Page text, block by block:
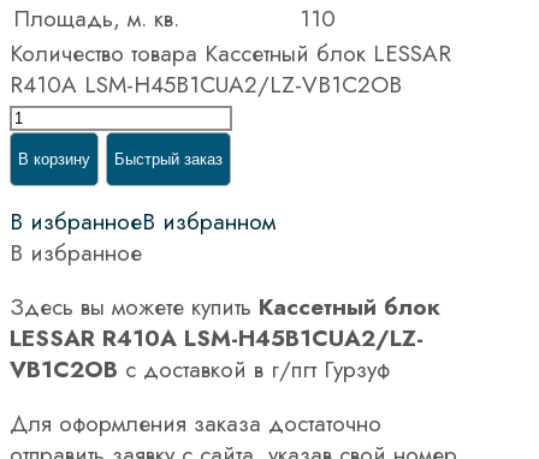
Площадь, м. кв.
110
Количество товара Кассетный блок LESSAR
R410A LSM-H45B1CUA2/LZ-VB1C2OB
В корзину Быстрый заказ
В избранноеВ избранном
В избранное
Здесь вы можете купить Кассетный блок
LESSAR R410A LSM-H45B1CUA2/LZ-
VB1C2OB с доставкой в г/пгт Гурзуф
Для оформления заказа достаточно